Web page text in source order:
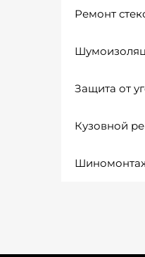
Ремонт
Защита от
Кузовной